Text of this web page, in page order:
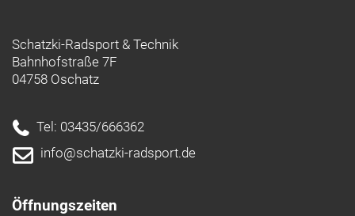
Schatzki-Radsport & Technik
Bahnhofstraße 7F
04758 Oschatz
Tel: 03435/666362
info@schatzki-radsport.de
Öffnungszeiten